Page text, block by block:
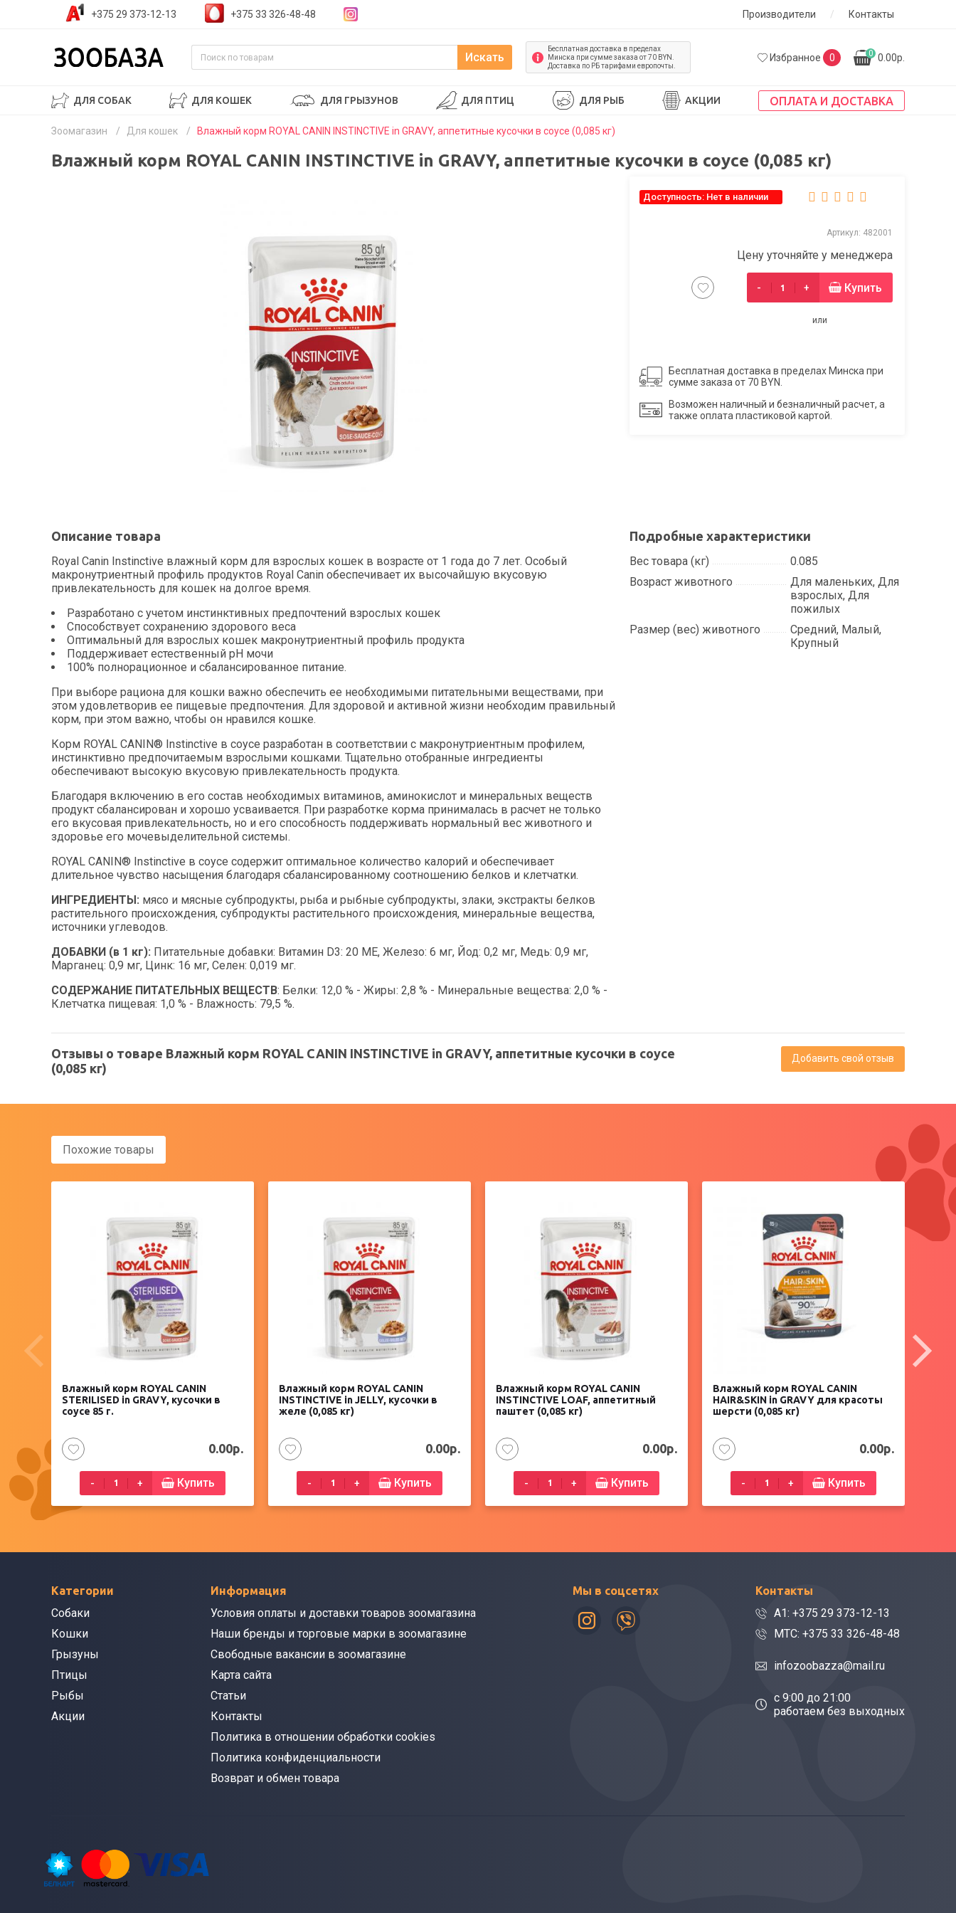
+375 29 373-12-13 +375 33 326-48-48 Производители / Контакты
Искать
Бесплатная доставка в пределах
Минска при сумме заказа от 70 BYN.
Доставка по РБ тарифами европочты.
Избранное 0 0 0.00р.
ДЛЯ СОБАК ДЛЯ КОШЕК ДЛЯ ГРЫЗУНОВ ДЛЯ ПТИЦ ДЛЯ РЫБ АКЦИИ ОПЛАТА И ДОСТАВКА
Зоомагазин / Для кошек / Влажный корм ROYAL CANIN INSTINCTIVE in GRAVY, аппетитные кусочки в соусе (0,085 кг)
Влажный корм ROYAL CANIN INSTINCTIVE in GRAVY, аппетитные кусочки в соусе (0,085 кг)
Доступность: Нет в наличии
Артикул: 482001
Цену уточняйте у менеджера
- + Купить
или
Бесплатная доставка в пределах Минска при
сумме заказа от 70 BYN.
Возможен наличный и безналичный расчет, а
также оплата пластиковой картой.
Описание товара
Royal Canin Instinctive влажный корм для взрослых кошек в возрасте от 1 года до 7 лет. Особый
макронутриентный профиль продуктов Royal Canin обеспечивает их высочайшую вкусовую
привлекательность для кошек на долгое время.
Разработано с учетом инстинктивных предпочтений взрослых кошек
Способствует сохранению здорового веса
Оптимальный для взрослых кошек макронутриентный профиль продукта
Поддерживает естественный рН мочи
100% полнорационное и сбалансированное питание.
При выборе рациона для кошки важно обеспечить ее необходимыми питательными веществами, при
этом удовлетворив ее пищевые предпочтения. Для здоровой и активной жизни необходим правильный
корм, при этом важно, чтобы он нравился кошке.
Корм ROYAL CANIN® Instinctive в соусе разработан в соответствии с макронутриентным профилем,
инстинктивно предпочитаемым взрослыми кошками. Тщательно отобранные ингредиенты
обеспечивают высокую вкусовую привлекательность продукта.
Благодаря включению в его состав необходимых витаминов, аминокислот и минеральных веществ
продукт сбалансирован и хорошо усваивается. При разработке корма принималась в расчет не только
его вкусовая привлекательность, но и его способность поддерживать нормальный вес животного и
здоровье его мочевыделительной системы.
ROYAL CANIN® Instinctive в соусе содержит оптимальное количество калорий и обеспечивает
длительное чувство насыщения благодаря сбалансированному соотношению белков и клетчатки.
ИНГРЕДИЕНТЫ: мясо и мясные субпродукты, рыба и рыбные субпродукты, злаки, экстракты белков
растительного происхождения, субпродукты растительного происхождения, минеральные вещества,
источники углеводов.
ДОБАВКИ (в 1 кг): Питательные добавки: Витамин D3: 20 ME, Железо: 6 мг, Йод: 0,2 мг, Медь: 0,9 мг,
Марганец: 0,9 мг, Цинк: 16 мг, Ceлeн: 0,019 мг.
СОДЕРЖАНИЕ ПИТАТЕЛЬНЫХ ВЕЩЕСТВ: Белки: 12,0 % - Жиры: 2,8 % - Минеральные вещества: 2,0 % -
Клетчатка пищевая: 1,0 % - Влажность: 79,5 %.
Подробные характеристики
Вес товара (кг)
0.085
Возраст животного
Для маленьких, Для
взрослых, Для
пожилых
Размер (вес) животного
Средний, Малый,
Крупный
Отзывы о товаре Влажный корм ROYAL CANIN INSTINCTIVE in GRAVY, аппетитные кусочки в соусе
(0,085 кг)
Добавить свой отзыв
Похожие товары
Влажный корм ROYAL CANIN
STERILISED in GRAVY, кусочки в
соусе 85 г.
0.00р.
- + Купить
Влажный корм ROYAL CANIN
INSTINCTIVE in JELLY, кусочки в
желе (0,085 кг)
0.00р.
- + Купить
Влажный корм ROYAL CANIN
INSTINCTIVE LOAF, аппетитный
паштет (0,085 кг)
0.00р.
- + Купить
Влажный корм ROYAL CANIN
HAIR&SKIN in GRAVY для красоты
шерсти (0,085 кг)
0.00р.
- + Купить
Категории
Собаки
Кошки
Грызуны
Птицы
Рыбы
Акции
Информация
Условия оплаты и доставки товаров зоомагазина
Наши бренды и торговые марки в зоомагазине
Свободные вакансии в зоомагазине
Карта сайта
Статьи
Контакты
Политика в отношении обработки cookies
Политика конфиденциальности
Возврат и обмен товара
Мы в соцсетях Контакты
A1: +375 29 373-12-13
МТС: +375 33 326-48-48
infozoobazza@mail.ru
c 9:00 до 21:00
работаем без выходных